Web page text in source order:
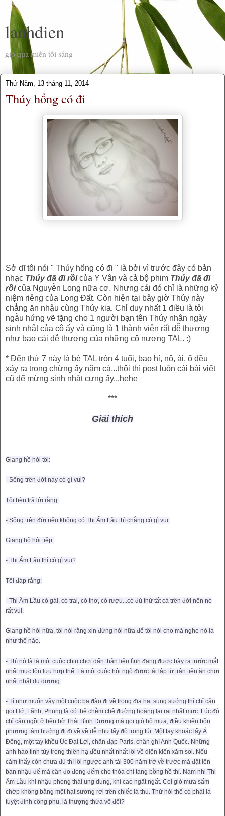
lanhdien
gió qua miền tối sáng
Thứ Năm, 13 tháng 11, 2014
Thúy hổng có đi
Sở dĩ tôi nói " Thúy hổng có đi " là bởi vì trước đây có bản
nhạc Thúy đã đi rồicủa Y Vân và cả bộ phim Thúy đã đi
rồicủa Nguyễn Long nữa cơ. Nhưng cái đó chỉ là những kỷ
niệm riêng của Long Đất. Còn hiện tại bây giờ Thúy này
chẳng ăn nhậu cùng Thúy kia. Chỉ duy nhất 1 điều là tôi
ngẫu hứng vẽ tặng cho 1 người bạn tên Thúy nhân ngày
sinh nhật của cô ấy và cũng là 1 thành viên rất dễ thương
như bao cái dễ thương của những cô nương TAL. :)
* Đến thứ 7 này là bé TAL tròn 4 tuổi, bao hỉ, nộ, ái, ố đều
xảy ra trong chừng ấy năm cả...thôi thì post luôn cái bài viết
cũ để mừng sinh nhật cưng ấy...hehe
***
Giải thích
Giang hồ hỏi tôi:
- Sống trên đời này có gì vui?
Tôi bèn trả lởi rằng:
- Sống trên đời nếu không có Thi Ẩm Lầu thì chẳng có gì vui.
Giang hồ hỏi tiếp:
- Thi Ẩm Lầu thì có gì vui?
Tôi đáp rằng:
- Thi Ẩm Lầu có gái, có trai, có thơ, có rượu...có đủ thứ tất cả trên đời nên nó
rất vui.
Giang hồ hỏi nữa, tôi nói rằng xin đừng hỏi nữa để tôi nói cho mà nghe nó là
như thế nào.
- Thì nó là là một cuộc chịu chơi dấn thân liều lĩnh đang được bày ra trước mắt
nhất mực tồn lưu hợp thể. Là một cuộc hội ngộ được tái lập từ trận tiền ăn chơi
nhất nhất du dương.
- Tỉ như muốn vầy một cuộc ba đào đi về trong địa hạt sung sướng thì chỉ cần
gọi Hớ, Lãnh, Phụng là có thể chễm chệ đường hoàng lai rai nhất mực. Lúc đó
chỉ cần ngồi ở bên bờ Thái Bình Dương mà gọi gió hô mưa, điều khiển bốn
phương tám hướng đi đi về về dễ như lấy đồ trong túi. Một tay khoác lấy Á
Đông, một tay khều Úc Đại Lợi, chân đạp Paris, chân ghì Anh Quốc. Những
anh hào tinh túy trong thiên hạ đều nhất nhất lôi về diện kiến xăm soi. Nếu
cảm thấy còn chưa đủ thì lôi ngược anh tài 300 năm trở về trước mà đặt lên
bàn nhậu để mà cân đo đong đếm cho thỏa chí tang bồng hồ thỉ. Nam nhi Thi
Ẩm Lầu khi nhậu phong thái ung dung, khí cao ngất ngất. Coi gió mưa sấm
chớp không bằng một hạt sương rơi trên chiếc lá thu. Thử hỏi thế có phải là
tuyệt đỉnh công phu, là thượng thừa vô đối?